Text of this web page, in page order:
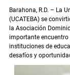
Barahona, R.D. – La
(UCATEBA) se
la Asociación
importante
instituciones de
desafíos y